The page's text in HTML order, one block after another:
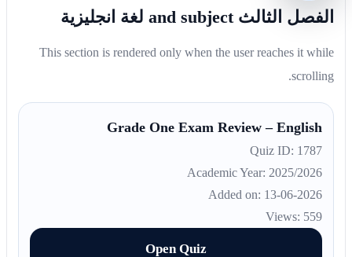
الفصل الثالث and subject لغة انجليزية
This section is rendered only when the user reaches it while
scrolling.
Grade One Exam Review – English
Quiz ID: 1787
Academic Year: 2025/2026
Added on: 13-06-2026
Views: 559
Open Quiz